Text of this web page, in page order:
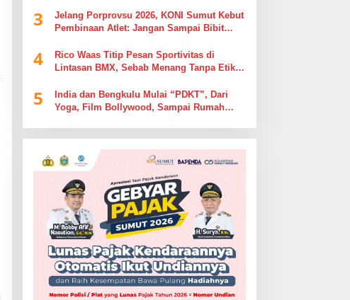
Komentar
3
Jelang Porprovsu 2026, KONI Sumut Kebut
Pembinaan Atlet: Jangan Sampai Bibit
4
Rico Waas Titip Pesan Sportivitas di
Lintasan BMX, Sebab Menang Tanpa Etika
5
India dan Bengkulu Mulai “PDKT”, Dari
Yoga, Film Bollywood, Sampai Rumah